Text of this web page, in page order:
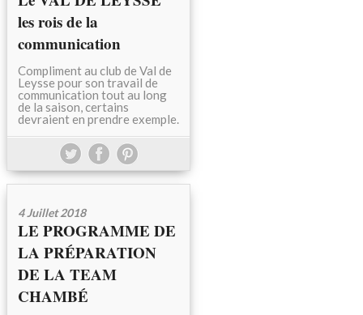
les rois de la
communication
Compliment au club de Val de
Leysse pour son travail de
communication tout au long
de la saison, certains
devraient en prendre exemple.
4 Juillet 2018
LE PROGRAMME DE
LA PRÉPARATION
DE LA TEAM
CHAMBÉ